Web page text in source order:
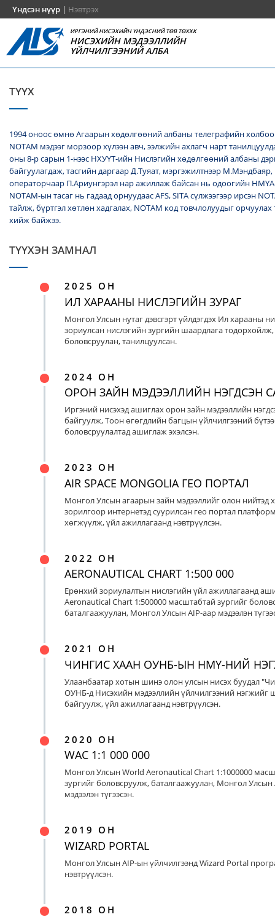
Үндсэн нүүр | Нэвтрэх
ИРГЭНИЙ НИСЭХИЙН ҮНДЭСНИЙ ТӨВ ТӨХХК
НИСЭХИЙН МЭДЭЭЛЛИЙН
ҮЙЛЧИЛГЭЭНИЙ АЛБА
ТҮҮХ
1994 оноос өмнө Агаарын хөдөлгөөний албаны телеграфийн
NОТАМ мэдээг морзоор хүлээн авч, ээлжийн ахлагч нарт
оны 8-р сарын 1-нээс НХУҮТ-ийн Нислэгийн хөдөлгөөний албаны
байгуулагдаж, тасгийн даргаар Д.Туяат, мэргэжилтнээр
операторчаар П.Ариунгэрэл нар ажиллаж байсан нь одоогийн
NOTAM-ын тасаг нь гадаад орнуудаас AFS, SITA сүлжээгээр ирсэн
тайлж, бүртгэл хөтлөн хадгалах, NОТАМ код товчлолуудыг
хийж байжээ.
ТҮҮХЭН ЗАМНАЛ
2025 ОН
ИЛ ХАРААНЫ НИСЛЭГИЙН ЗУРАГ
Монгол Улсын нутаг дэвсгэрт үйлдэгдэх Ил харааны
зориулсан нислэгийн зургийн шаардлага тодорхойлж,
боловсруулан, танилцуулсан.
2024 ОН
ОРОН ЗАЙН МЭДЭЭЛЛИЙН НЭГДСЭН
Иргэний нисэхэд ашиглах орон зайн мэдээллийн
байгуулж, Тоон өгөгдлийн багцын үйлчилгээний
боловсруулалтад ашиглаж эхэлсэн.
2023 ОН
AIR SPACE MONGOLIA ГЕО ПОРТАЛ
Монгол Улсын агаарын зайн мэдээллийг олон нийтэд
зорилгоор интернетэд суурилсан гео портал
хөгжүүлж, үйл ажиллагаанд нэвтрүүлсэн.
2022 ОН
AERONAUTICAL CHART 1:500 000
Ерөнхий зориулалтын нислэгийн үйл ажиллагаанд
Aeronautical Chart 1:500000 масштабтай зургийг
баталгаажуулан, Монгол Улсын AIP-аар мэдээлэн
2021 ОН
ЧИНГИС ХААН ОУНБ-ЫН НМҮ-НИЙ
Улаанбаатар хотын шинэ олон улсын нисэх буудал
ОУНБ-д Нисэхийн мэдээллийн үйлчилгээний нэгжийг
байгуулж, үйл ажиллагаанд нэвтрүүлсэн.
2020 ОН
WAC 1:1 000 000
Монгол Улсын World Aeronautical Chart 1:1000000
зургийг боловсруулж, баталгаажуулан, Монгол Улсын
мэдээлэн түгээсэн.
2019 ОН
WIZARD PORTAL
Монгол Улсын AIP-ын үйлчилгээнд Wizard Portal
нэвтрүүлсэн.
2018 ОН